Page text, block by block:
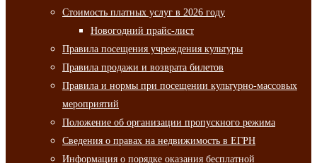
Стоимость платных услуг в 2026 году
Новогодний прайс-лист
Правила посещения учреждения культуры
Правила продажи и возврата билетов
Правила и нормы при посещении культурно-массовых
мероприятий
Положение об организации пропускного режима
Сведения о правах на недвижимость в ЕГРН
Информация о порядке оказания бесплатной